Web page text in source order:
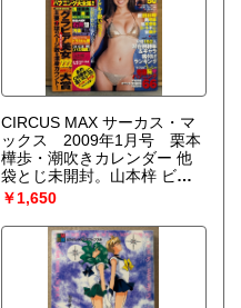
CIRCUS MAX サーカス・マ
ックス 2009年1月号 栗本
樺歩・潮吹きカレンダー 他
袋とじ未開封。山本梓 ビキ
ニ8p・ほしのあき ビキニ
4p 他
￥1,650